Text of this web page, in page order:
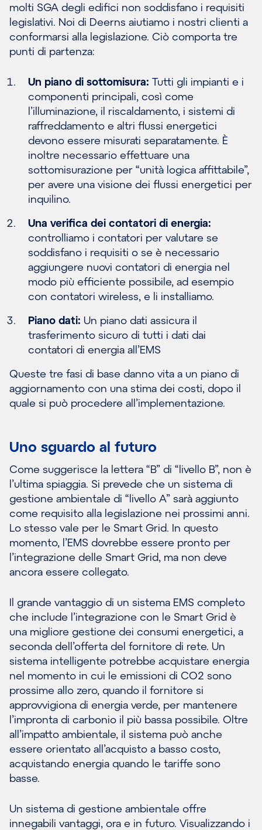
molti SGA degli edifici non soddisfano i requisiti
legislativi. Noi di Deerns aiutiamo i nostri clienti a
conformarsi alla legislazione. Ciò comporta tre
punti di partenza:
Un piano di sottomisura: Tutti gli impianti e i
componenti principali, così come
l’illuminazione, il riscaldamento, i sistemi di
raffreddamento e altri flussi energetici
devono essere misurati separatamente. È
inoltre necessario effettuare una
sottomisurazione per “unità logica affittabile”,
per avere una visione dei flussi energetici per
inquilino.
Una verifica dei contatori di energia:
controlliamo i contatori per valutare se
soddisfano i requisiti o se è necessario
aggiungere nuovi contatori di energia nel
modo più efficiente possibile, ad esempio
con contatori wireless, e li installiamo.
Piano dati: Un piano dati assicura il
trasferimento sicuro di tutti i dati dai
contatori di energia all’EMS
Queste tre fasi di base danno vita a un piano di
aggiornamento con una stima dei costi, dopo il
quale si può procedere all’implementazione.
Uno sguardo al futuro
Come suggerisce la lettera “B” di “livello B”, non è
l’ultima spiaggia. Si prevede che un sistema di
gestione ambientale di “livello A” sarà aggiunto
come requisito alla legislazione nei prossimi anni.
Lo stesso vale per le Smart Grid. In questo
momento, l’EMS dovrebbe essere pronto per
l’integrazione delle Smart Grid, ma non deve
ancora essere collegato.
Il grande vantaggio di un sistema EMS completo
che include l’integrazione con le Smart Grid è
una migliore gestione dei consumi energetici, a
seconda dell’offerta del fornitore di rete. Un
sistema intelligente potrebbe acquistare energia
nel momento in cui le emissioni di CO2 sono
prossime allo zero, quando il fornitore si
approvvigiona di energia verde, per mantenere
l’impronta di carbonio il più bassa possibile. Oltre
all’impatto ambientale, il sistema può anche
essere orientato all’acquisto a basso costo,
acquistando energia quando le tariffe sono
basse.
Un sistema di gestione ambientale offre
innegabili vantaggi, ora e in futuro. Visualizzando i